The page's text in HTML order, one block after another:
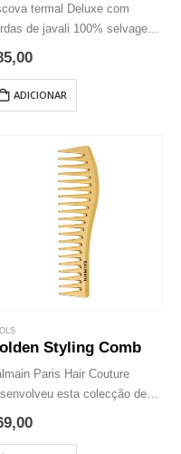
termal Deluxe com
de javali 100% selvagens
finalizado de alto brilho. A
única das cerdas
do javali transporta os
ADICIONAR
Styling Comb
Paris Hair Couture
esta colecção de
em três pentes